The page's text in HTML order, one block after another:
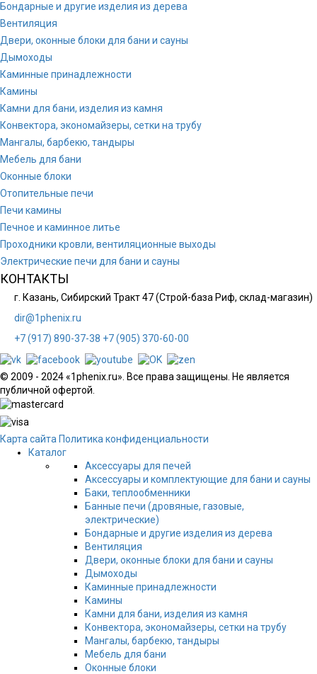
Бондарные и другие изделия из дерева
Вентиляция
Двери, оконные блоки для бани и сауны
Дымоходы
Каминные принадлежности
Камины
Камни для бани, изделия из камня
Конвектора, экономайзеры, сетки на трубу
Мангалы, барбекю, тандыры
Мебель для бани
Оконные блоки
Отопительные печи
Печи камины
Печное и каминное литье
Проходники кровли, вeнтиляционные выходы
Электрические печи для бани и сауны
КОНТАКТЫ
г. Казань, Сибирский Тракт 47 (Строй-база Риф, склад-магазин)
dir@1phenix.ru
+7 (917) 890-37-38 +7 (905) 370-60-00
© 2009 - 2024 «1phenix.ru». Все права защищены. Не является
публичной офертой.
Карта сайта Политика конфиденциальности
Каталог
Аксессуары для печей
Аксессуары и комплектующие для бани и сауны
Баки, теплообменники
Банные печи (дровяные, газовые,
электрические)
Бондарные и другие изделия из дерева
Вентиляция
Двери, оконные блоки для бани и сауны
Дымоходы
Каминные принадлежности
Камины
Камни для бани, изделия из камня
Конвектора, экономайзеры, сетки на трубу
Мангалы, барбекю, тандыры
Мебель для бани
Оконные блоки